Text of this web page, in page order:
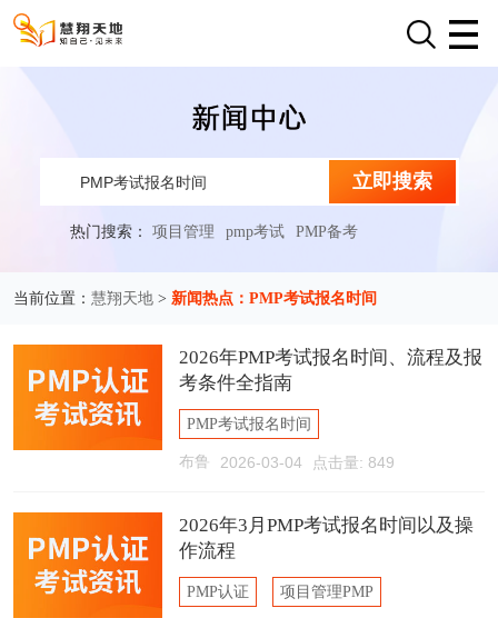
立即搜索
热门搜索：项目管理 pmp考试 PMP备考
当前位置： 慧翔天地> 新闻热点：PMP考试报名时间
2026年PMP考试报名时间、流程及报
考条件全指南
PMP考试报名时间
PMP考试报名条件 PMP考试
布鲁 2026-03-04 点击量: 849
2026年3月PMP考试报名时间以及操
作流程
PMP认证 项目管理PMP